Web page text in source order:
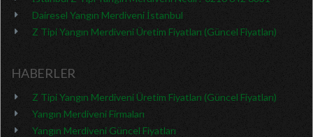
Dairesel Yangın Merdiveni İstanbul
Z Tipi Yangın Merdiveni Üretim Fiyatları (Güncel Fiyatları)
HABERLER
Z Tipi Yangın Merdiveni Üretim Fiyatları (Güncel Fiyatları)
Yangın Merdiveni Firmaları
Yangın Merdiveni Güncel Fiyatları